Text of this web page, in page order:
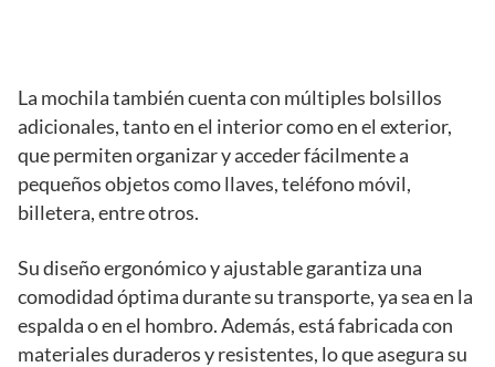
La mochila también cuenta con múltiples bolsillos
adicionales, tanto en el interior como en el exterior,
que permiten organizar y acceder fácilmente a
pequeños objetos como llaves, teléfono móvil,
billetera, entre otros.
Su diseño ergonómico y ajustable garantiza una
comodidad óptima durante su transporte, ya sea en la
espalda o en el hombro. Además, está fabricada con
materiales duraderos y resistentes, lo que asegura su